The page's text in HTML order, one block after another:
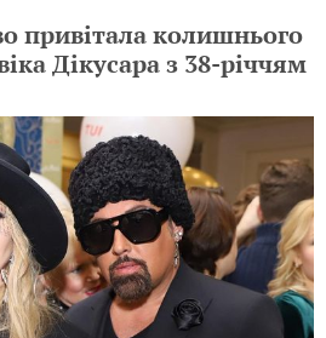
привітала колишнього
Дікусара з 38-річчям